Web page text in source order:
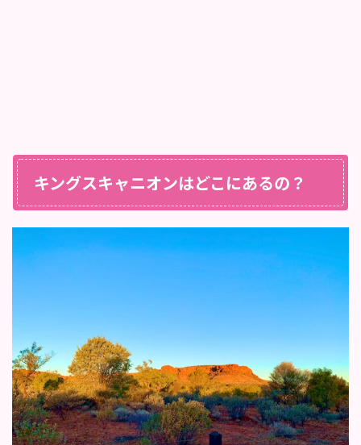
キングスキャニオンはどこにあるの？